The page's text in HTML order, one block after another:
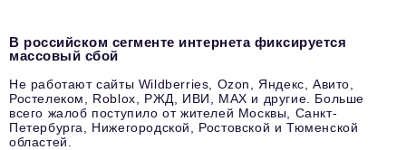
В российском сегменте интернета фиксируется
массовый сбой
Не работают сайты Wildberries, Ozon, Яндекс, Авито,
Ростелеком, Roblox, РЖД, ИВИ, MAX и другие. Больше
всего жалоб поступило от жителей Москвы, Санкт-
Петербурга, Нижегородской, Ростовской и Тюменской
областей.